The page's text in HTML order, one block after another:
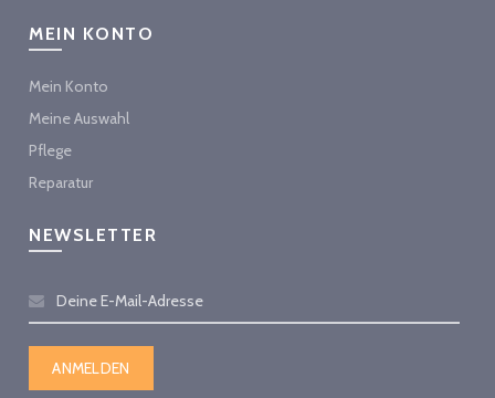
MEIN KONTO
Mein Konto
Meine Auswahl
Pflege
Reparatur
NEWSLETTER